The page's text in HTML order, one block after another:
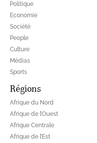
Politique
Economie
Société
People
Culture
Médias
Sports
Régions
Afrique du Nord
Afrique de l’Ouest
Afrique Centrale
Afrique de l’Est